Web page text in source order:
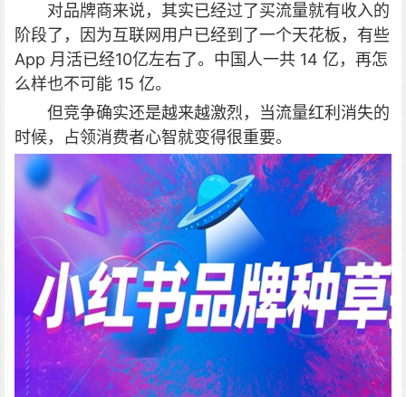
对品牌商来说，其实已经过了买流量就有收入的
阶段了，因为互联网用户已经到了一个天花板，有些
App 月活已经10亿左右了。中国人一共 14 亿，再怎
么样也不可能 15 亿。
但竞争确实还是越来越激烈，当流量红利消失的
时候，占领消费者心智就变得很重要。